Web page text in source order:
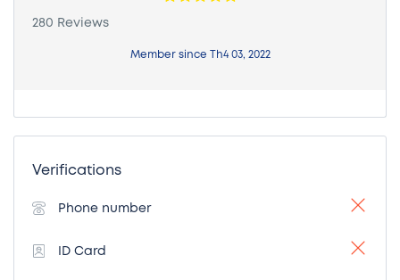
280 Reviews
Member since Th4 03, 2022
Verifications
Phone number
ID Card